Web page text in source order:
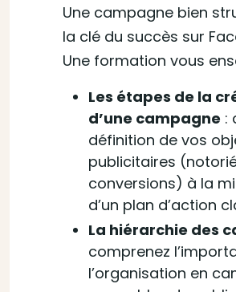
Une campagne bien
la clé du succès sur
Une formation vous
Les étapes de la
d’une campagne :
définition de vos
publicitaires
conversions) à la
d’un plan d’action
La hiérarchie des
comprenez
l’organisation en